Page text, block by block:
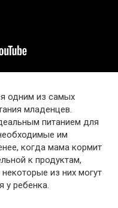
одним из самых
младенцев.
питанием для
им
когда мама кормит
к продуктам,
из них могут
у ребенка.